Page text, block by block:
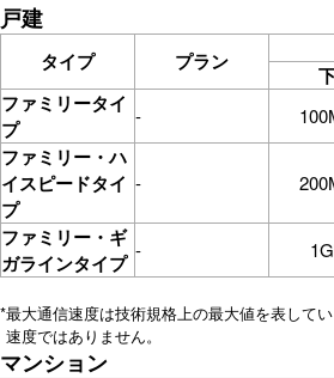
戸建
タイプ プラン
ファミリータイ
プ
-
ファミリー・ハ
イスピードタイ
プ
-
ファミリー・ギ
ガラインタイプ
-
*最大通信速度は技術規格上の最大値を表して
速度ではありません。
マンション